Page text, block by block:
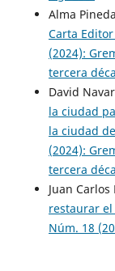
Alma
Carta
(2024):
tercera
David
la ciudad
la ciudad
(2024):
tercera
Juan
restaurar
Núm. 18